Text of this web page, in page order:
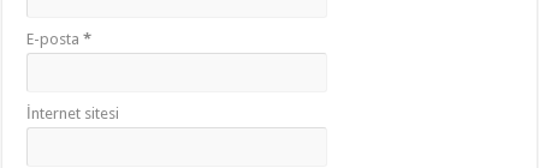
E-posta*
İnternet sitesi